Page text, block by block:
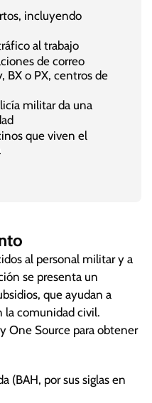
incluyendo
al trabajo
de correo
BX o PX, centros de
militar da una
que viven el
al personal militar y a
se presenta un
que ayudan a
la comunidad civil.
One Source para obtener
(BAH, por sus siglas en